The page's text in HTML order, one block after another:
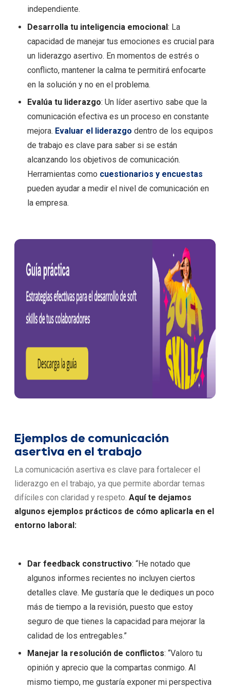
independiente.
Desarrolla tu inteligencia emocional: La
capacidad de manejar tus emociones es crucial para
un liderazgo asertivo. En momentos de estrés o
conflicto, mantener la calma te permitirá enfocarte
en la solución y no en el problema.
Evalúa tu liderazgo: Un líder asertivo sabe que la
comunicación efectiva es un proceso en constante
mejora. Evaluar el liderazgo dentro de los equipos
de trabajo es clave para saber si se están
alcanzando los objetivos de comunicación.
Herramientas como cuestionarios y encuestas
pueden ayudar a medir el nivel de comunicación en
la empresa.
Ejemplos de comunicación
asertiva en el trabajo
La comunicación asertiva es clave para fortalecer el
liderazgo en el trabajo, ya que permite abordar temas
difíciles con claridad y respeto. Aquí te dejamos
algunos ejemplos prácticos de cómo aplicarla en el
entorno laboral:
Dar feedback constructivo: “He notado que
algunos informes recientes no incluyen ciertos
detalles clave. Me gustaría que le dediques un poco
más de tiempo a la revisión, puesto que estoy
seguro de que tienes la capacidad para mejorar la
calidad de los entregables.”
Manejar la resolución de conflictos: “Valoro tu
opinión y aprecio que la compartas conmigo. Al
mismo tiempo, me gustaría exponer mi perspectiva